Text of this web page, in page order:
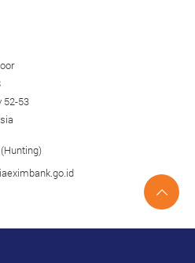
52-53